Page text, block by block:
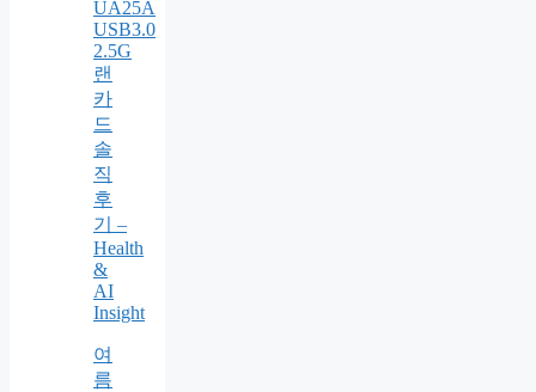
UA25A
USB3.0
2.5G
랜
카
드
솔
직
후
기 –
Health
&
AI
Insight
여
름